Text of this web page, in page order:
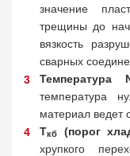
значение
трещины до
вязкость
сварных
температура
материал ведет
Tкб (порог
хрупкого